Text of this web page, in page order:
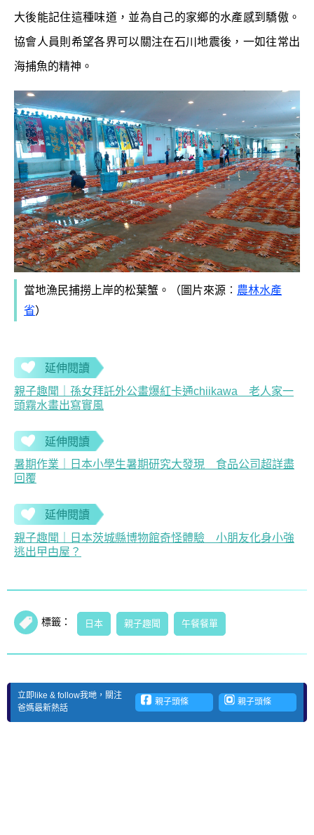
大後能記住這種味道，並為自己的家鄉的水產感到驕傲。
協會人員則希望各界可以關注在石川地震後，一如往常出
海捕魚的精神。
當地漁民捕撈上岸的松葉蟹。（圖片來源︰ 農林水產
省）
延伸閱讀
親子趣聞｜孫女拜託外公畫爆紅卡通chiikawa 老人家一
頭霧水畫出寫實風
延伸閱讀
暑期作業｜日本小學生暑期研究大發現 食品公司超詳盡
回覆
延伸閱讀
親子趣聞｜日本茨城縣博物館奇怪體驗 小朋友化身小強
逃出曱甴屋？
標籤： 日本 親子趣聞 午餐餐單
立即like & follow我哋，關注
爸媽最新熱話
親子頭條 親子頭條